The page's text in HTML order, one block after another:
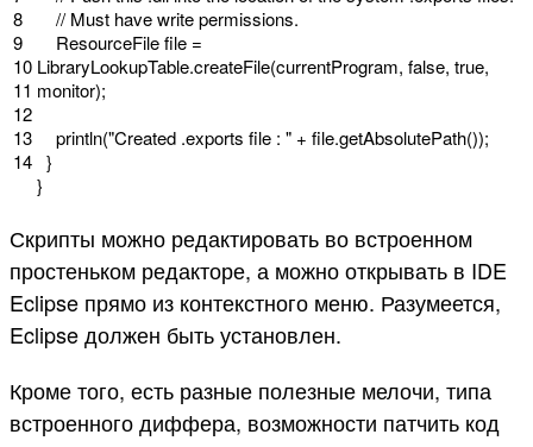
8
9
10
11
12
13
14
// Must have write permissions.
ResourceFilefile =
LibraryLookupTable.createFile(currentProgram, false, true,
monitor);
println("Created .exports file : " + file.getAbsolutePath());
}
}
Скрипты можно редактировать во встроенном
простеньком редакторе, а можно открывать в IDE
Eclipse прямо из контекстного меню. Разумеется,
Eclipse должен быть установлен.
Кроме того, есть разные полезные мелочи, типа
встроенного диффера, возможности патчить код